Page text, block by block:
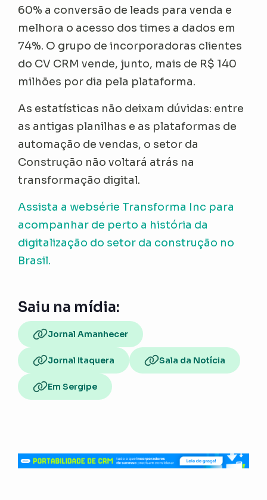
60% a conversão de leads para venda e
melhora o acesso dos times a dados em
74%. O grupo de incorporadoras clientes
do CV CRM vende, junto, mais de R$ 140
milhões por dia pela plataforma.
As estatísticas não deixam dúvidas: entre
as antigas planilhas e as plataformas de
automação de vendas, o setor da
Construção não voltará atrás na
transformação digital.
Assista a websérie Transforma Inc para
acompanhar de perto a história da
digitalização do setor da construção no
Brasil.
Saiu na mídia:
Jornal Amanhecer
Jornal Itaquera Sala da Notícia
Em Sergipe